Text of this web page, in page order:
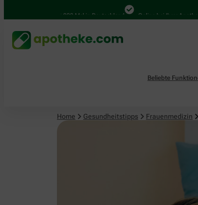
4.000 Mal in Deutschland Online bei Ihrer Apotheke
Beliebte
Home Gesundheitstipps Frauenmedizin